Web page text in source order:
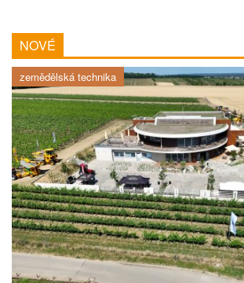
NOVÉ
zemědělská technika